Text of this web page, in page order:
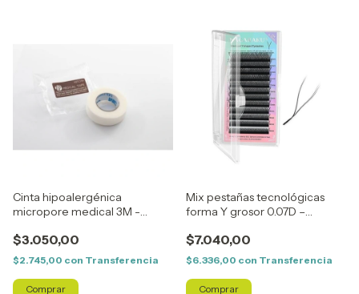
Cinta hipoalergénica
micropore medical 3M -
$3.050,00
$2.745,00 con Transferencia
Mix pestañas tecnológicas
forma Y grosor 0.07D –
$7.040,00
$6.336,00 con Transferencia